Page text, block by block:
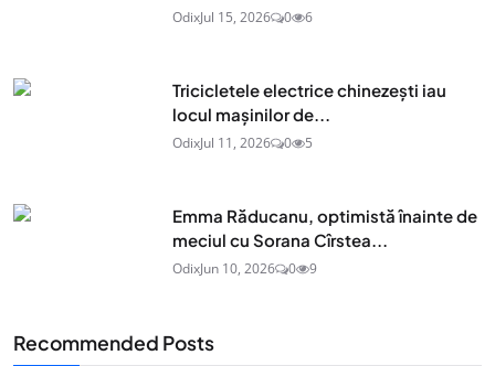
OdixJul 15, 2026 0 6
Tricicletele electrice chinezești iau
locul mașinilor de...
OdixJul 11, 2026 0 5
Emma Răducanu, optimistă înainte de
meciul cu Sorana Cîrstea...
OdixJun 10, 2026 0 9
Recommended Posts